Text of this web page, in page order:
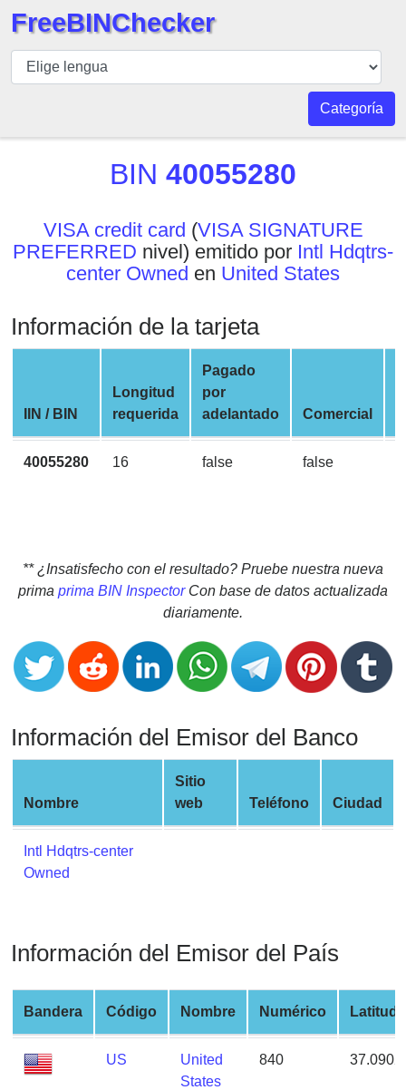
BIN
Inspector
BIN
Generator
BIN
Checker
CC
Generator
from
Banks
Validator
Credit
Generator
Random
Credit
Generator
Generate
Card
from
BIN
Credit
Service
is
My
IP
FreeBINChecker
Categoría
BIN 40055280
VISA credit card (VISA SIGNATURE
PREFERRED nivel) emitido por Intl Hdqtrs-
center Owned en United States
Información de la tarjeta
IIN / BIN
Longitud
requerida
Pagado
por
adelantado
Comercial
40055280 16 false false
** ¿Insatisfecho con el resultado? Pruebe nuestra nueva
prima prima BIN InspectorCon base de datos actualizada
diariamente.
Información del Emisor del Banco
Nombre
Sitio
web
Teléfono Ciudad
Intl Hdqtrs-center
Owned
Información del Emisor del País
Bandera Código Nombre Numérico Latitud
US
United
States
840